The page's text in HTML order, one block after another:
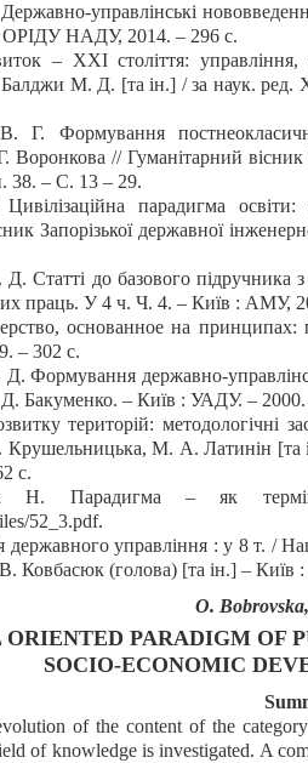
управлінські
НАДУ, 2014. – 296 с.
– ХХІ століття:
М. Д. [та ін.] / за наук.
Г. Формування
Воронкова // Гуманітарний
38. – С. 13 – 29.
парадигма
Запорізької державної
Статті до базового
праць. У 4 ч. Ч. 4. – Київ : АМУ,
основанное на
– 302 с.
Формування державно-
Бакуменко. – Київ : УАДУ. – 2000.
територій:
Крушельницька, М. А. Латинін [та
с.
Н. Парадигма – як
52_3.pdf.
державного управління : у 8 т. /
Ковбасюк (голова) [та ін.] –
O.
PARADIGM OF
SOCIO-ECONOMIC
of the content of the
of knowledge is investigated. A